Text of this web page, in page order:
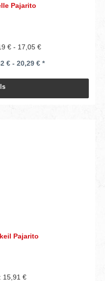
Pajarito
€ - 17,05 €
€ - 20,29 € *
Pajarito
15,91 €